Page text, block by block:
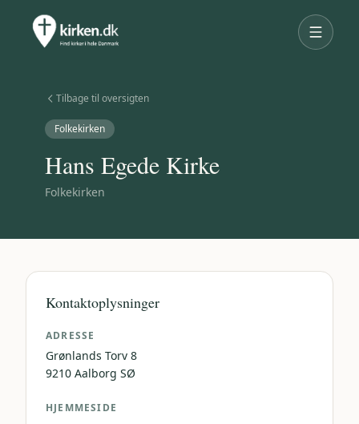
Tilbage til oversigten
Folkekirken
Hans Egede Kirke
Folkekirken
Kontaktoplysninger
ADRESSE
Grønlands Torv 8
9210 Aalborg SØ
HJEMMESIDE